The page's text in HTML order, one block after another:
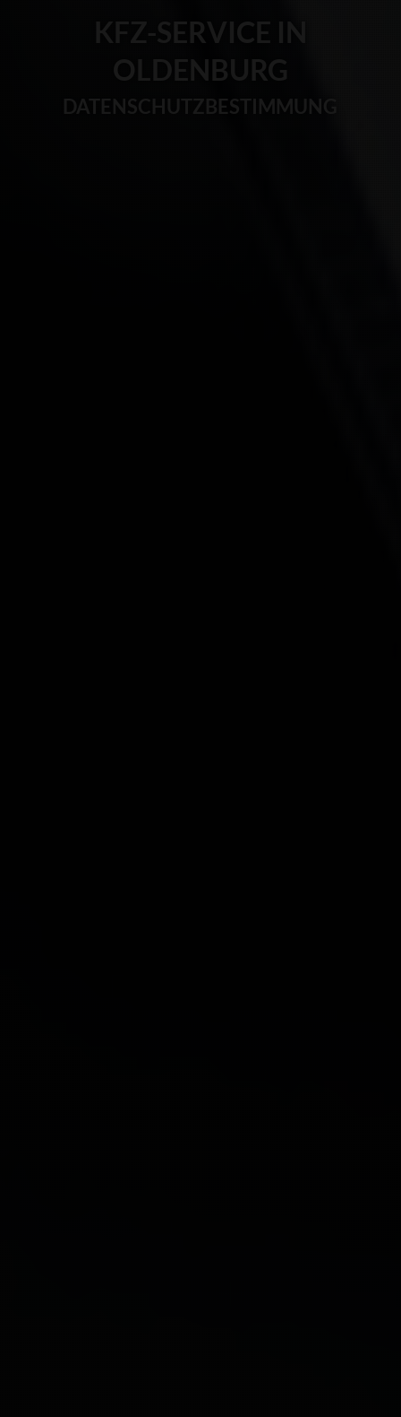
KFZ-SERVICE IN
OLDENBURG
DATENSCHUTZBESTIMMUNG